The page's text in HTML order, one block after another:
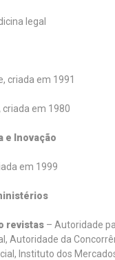
legal
criada em 1991
criada em 1980
e Inovação
em 1999
revistas – Autoridade
Autoridade da
Instituto dos